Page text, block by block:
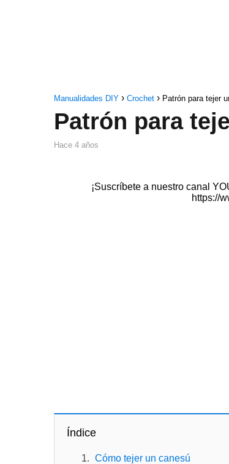
Manualidades DIY Crochet Patrón para tejer
Patrón para
hace 4 años
¡Suscríbete a nuestro canal
https://
Índice
Cómo tejer un canesú